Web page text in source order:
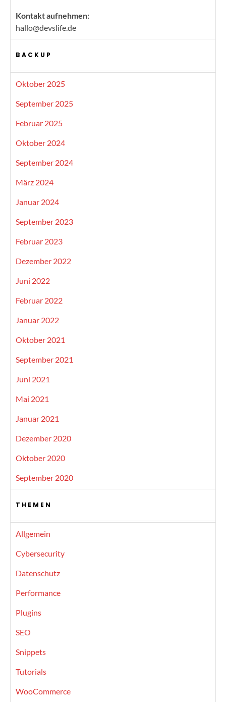
Kontakt aufnehmen:
hallo@devslife.de
BACKUP
Oktober 2025
September 2025
Februar 2025
Oktober 2024
September 2024
März 2024
Januar 2024
September 2023
Februar 2023
Dezember 2022
Juni 2022
Februar 2022
Januar 2022
Oktober 2021
September 2021
Juni 2021
Mai 2021
Januar 2021
Dezember 2020
Oktober 2020
September 2020
THEMEN
Allgemein
Cybersecurity
Datenschutz
Performance
Plugins
SEO
Snippets
Tutorials
WooCommerce